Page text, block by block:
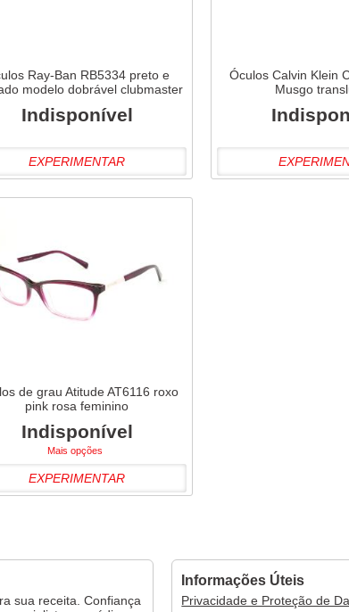
Ray-Ban RB5334 preto e
modelo dobrável clubmaster
Indisponível
EXPERIMENTAR
Óculos Calvin Klein
Musgo
de grau Atitude AT6116 roxo
pink rosa feminino
Indisponível
Mais opções
EXPERIMENTAR
sua receita. Confiança
Informações Úteis
Privacidade e Proteção de